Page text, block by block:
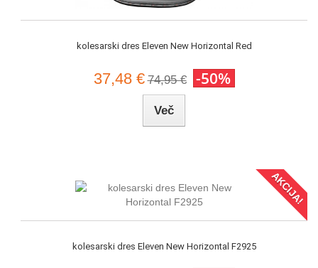
kolesarski dres Eleven New Horizontal Red
37,48 € 74,95 € -50%
Več
AKCIJA!
kolesarski dres Eleven New Horizontal F2925